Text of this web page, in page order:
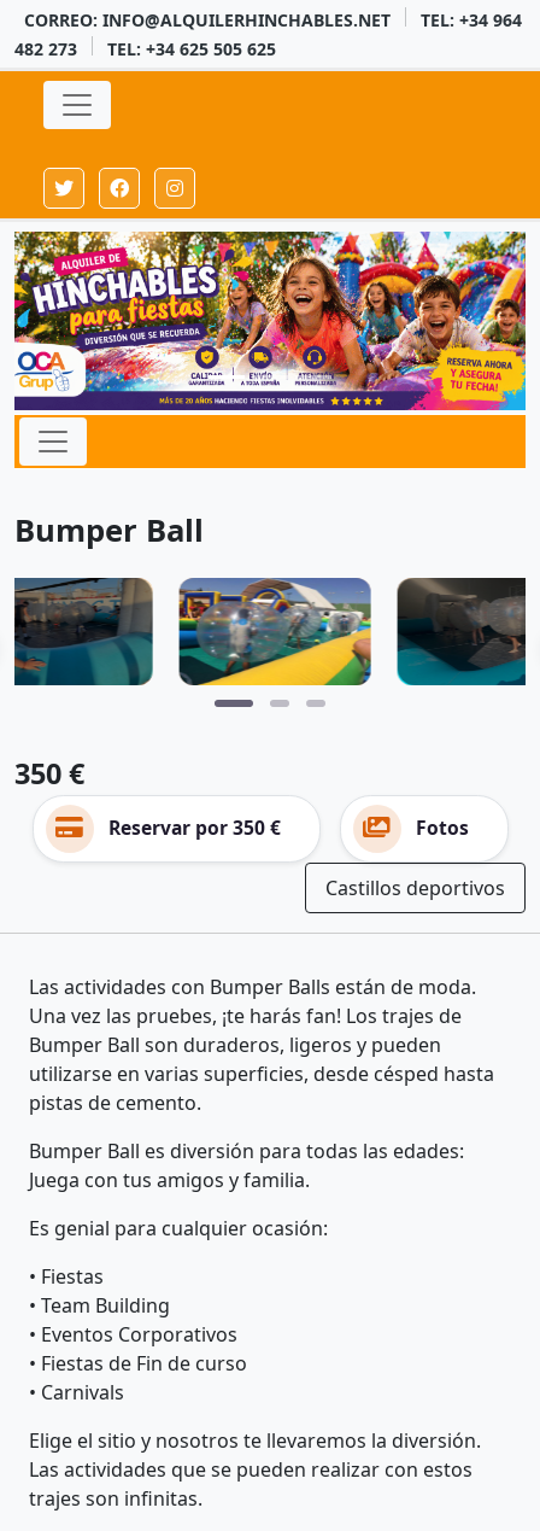
CORREO: INFO@ALQUILERHINCHABLES.NET
TEL: +34 964
482 273
TEL: +34 625 505 625
Bumper Ball
350 €
Reservar por 350 € Fotos
Castillos deportivos
Las actividades con Bumper Balls están de moda.
Una vez las pruebes, ¡te harás fan! Los trajes de
Bumper Ball son duraderos, ligeros y pueden
utilizarse en varias superficies, desde césped hasta
pistas de cemento.
Bumper Ball es diversión para todas las edades:
Juega con tus amigos y familia.
Es genial para cualquier ocasión:
• Fiestas
• Team Building
• Eventos Corporativos
• Fiestas de Fin de curso
• Carnivals
Elige el sitio y nosotros te llevaremos la diversión.
Las actividades que se pueden realizar con estos
trajes son infinitas.